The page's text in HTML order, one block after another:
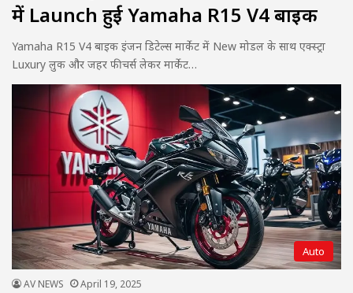
में Launch हुई Yamaha R15 V4 बाइक
Yamaha R15 V4 बाइक इंजन डिटेल्स मार्केट में New मोडल के साथ एक्स्ट्रा
Luxury लुक और जहर फीचर्स लेकर मार्केट…
Auto
AV NEWS April 19, 2025